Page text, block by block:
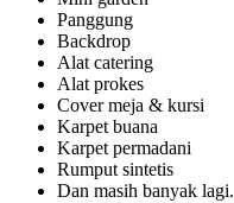
Panggung
Backdrop
Alat catering
Alat prokes
Cover meja & kursi
Karpet buana
Karpet permadani
Rumput sintetis
Dan masih banyak lagi.